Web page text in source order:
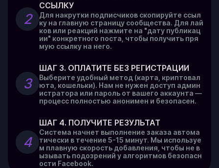
2
ССЫЛКУ
Для накрутки подписчиков скопируйте ссыл
ку на главную страницу сообщества. Для лай
ков или реакций нажмите на "дату публикац
ии" конкретного поста, чтобы получить пря
мую ссылку на него.
3
ШАГ 3. ОПЛАТИТЕ БЕЗ РЕГИСТРАЦИИ
Выберите удобный метод (карта, криптовал
юта, кошельки). Нам не нужен доступ админ
истратора или пароль от вашего аккаунта —
процесс полностью анонимен и безопасен.
4
ШАГ 4. ПОЛУЧИТЕ РЕЗУЛЬТАТ
Система начнет выполнение заказа автома
тически в течение 5-15 минут. Мы используе
м плавную скорость добавления, чтобы не в
ызывать подозрений у алгоритмов безопасн
ости Facebook.